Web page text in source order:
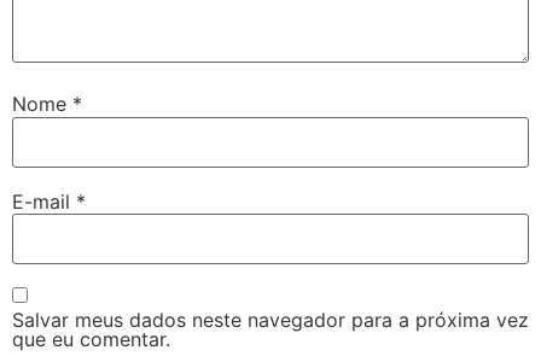
Nome *
E-mail *
Salvar meus dados neste navegador para a próxima vez
que eu comentar.